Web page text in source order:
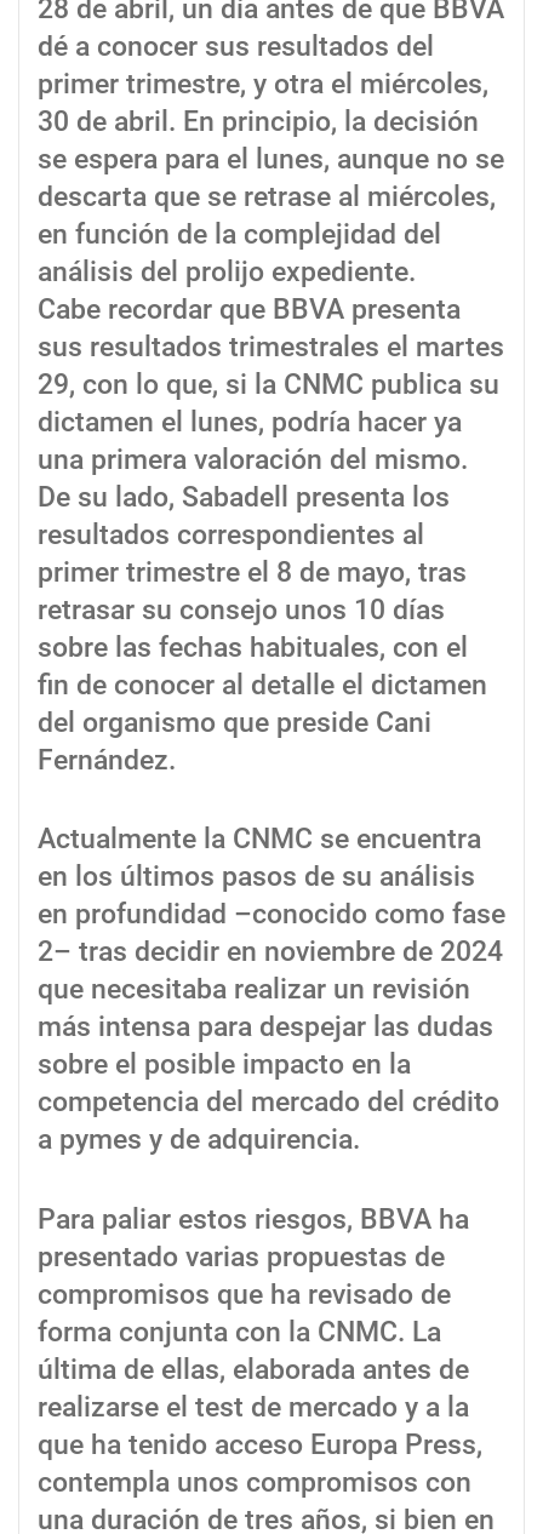
28 de abril, un día antes de que BBVA
dé a conocer sus resultados del
primer trimestre, y otra el miércoles,
30 de abril. En principio, la decisión
se espera para el lunes, aunque no se
descarta que se retrase al miércoles,
en función de la complejidad del
análisis del prolijo expediente.
Cabe recordar que BBVA presenta
sus resultados trimestrales el martes
29, con lo que, si la CNMC publica su
dictamen el lunes, podría hacer ya
una primera valoración del mismo.
De su lado, Sabadell presenta los
resultados correspondientes al
primer trimestre el 8 de mayo, tras
retrasar su consejo unos 10 días
sobre las fechas habituales, con el
fin de conocer al detalle el dictamen
del organismo que preside Cani
Fernández.
Actualmente la CNMC se encuentra
en los últimos pasos de su análisis
en profundidad –conocido como fase
2– tras decidir en noviembre de 2024
que necesitaba realizar un revisión
más intensa para despejar las dudas
sobre el posible impacto en la
competencia del mercado del crédito
a pymes y de adquirencia.
Para paliar estos riesgos, BBVA ha
presentado varias propuestas de
compromisos que ha revisado de
forma conjunta con la CNMC. La
última de ellas, elaborada antes de
realizarse el test de mercado y a la
que ha tenido acceso Europa Press,
contempla unos compromisos con
una duración de tres años, si bien en